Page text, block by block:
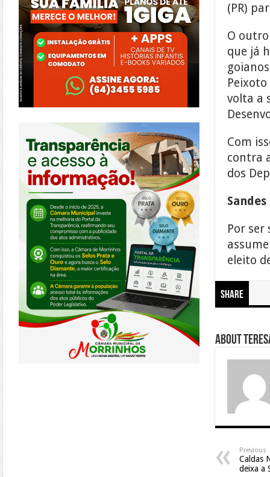
(PR)
O
que já
volta a
Com
contra
dos
Por ser
eleito
Share
About
Previous
Caldas
deixa a
https://morrinhos.go.leg.br/